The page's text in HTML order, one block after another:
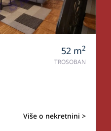
52 m2
TROSOBAN
Više o nekretnini >